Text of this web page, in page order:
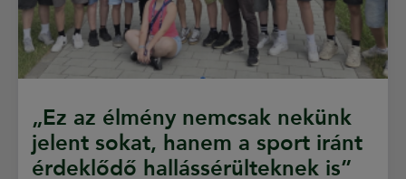
„Ez az élmény nemcsak nekünk
jelent sokat, hanem a sport iránt
érdeklődő hallássérülteknek is”